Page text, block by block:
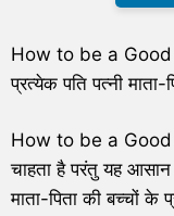
How to be a Good
प्रत्येक पति पत्नी
How to be a Good
चाहता है परंतु यह
माता-पिता की बच्चों के